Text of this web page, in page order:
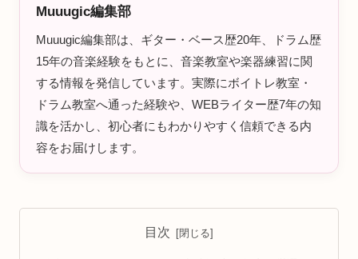
Muuugic編集部
Muuugic編集部は、ギター・ベース歴20年、ドラム歴
15年の音楽経験をもとに、音楽教室や楽器練習に関
する情報を発信しています。実際にボイトレ教室・
ドラム教室へ通った経験や、WEBライター歴7年の知
識を活かし、初心者にもわかりやすく信頼できる内
容をお届けします。
目次